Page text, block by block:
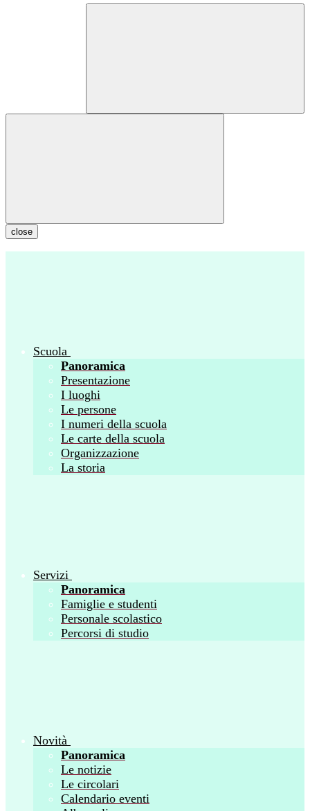
close
Scuola
Panoramica
Presentazione
I luoghi
Le persone
I numeri della scuola
Le carte della scuola
Organizzazione
La storia
Servizi
Panoramica
Famiglie e studenti
Personale scolastico
Percorsi di studio
Novità
Panoramica
Le notizie
Le circolari
Calendario eventi